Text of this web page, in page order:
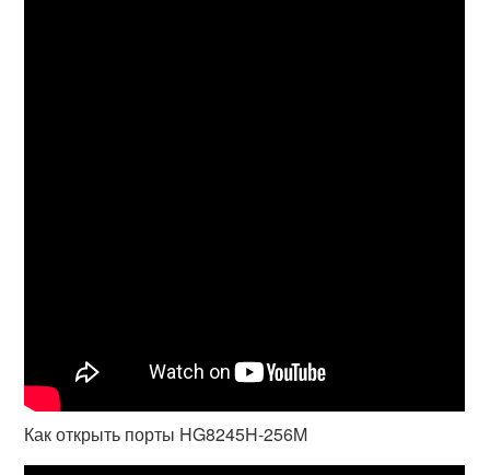
Как открыть порты HG8245H-256M